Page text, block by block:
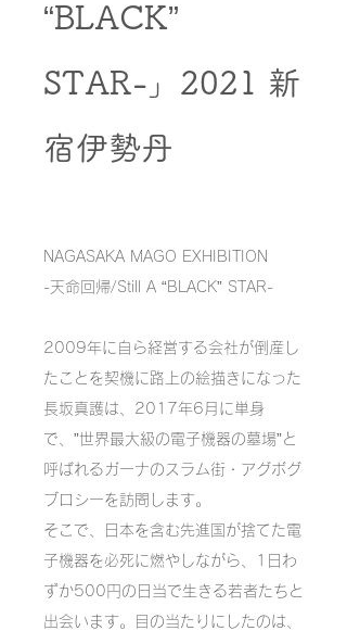
“BLACK”
STAR-」2021 新
宿伊勢丹
NAGASAKA MAGO EXHIBITION
-天命回帰/Still A “BLACK” STAR-
2009年に自ら経営する会社が倒産し
たことを契機に路上の絵描きになった
長坂真護は、2017年6月に単身
で、”世界最大級の電子機器の墓場”と
呼ばれるガーナのスラム街・アグボグ
ブロシーを訪問します。
そこで、日本を含む先進国が捨てた電
子機器を必死に燃やしながら、1日わ
ずか500円の日当で生きる若者たちと
出会います。目の当たりにしたのは、